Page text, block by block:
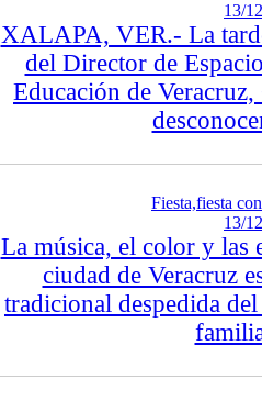
13/
XALAPA, VER.- La
del Director de
Educación de
Fiesta,fiesta
13/
La música, el color y las
ciudad de Veracruz
tradicional despedida